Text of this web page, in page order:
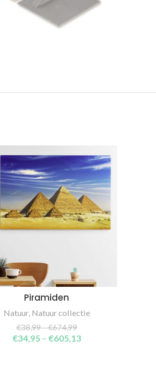
SELECT OPTIONS
Piramiden
Natuur, Natuur collectie
€38,99–€674,99
€34,95 – €605,13